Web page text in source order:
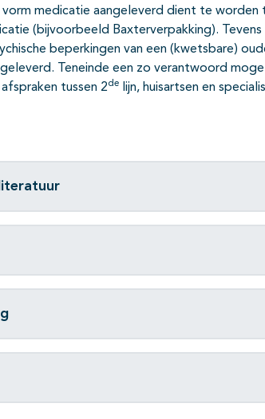
medicatie aangeleverd dient te worden
(bijvoorbeeld Baxterverpakking).
beperkingen van een (kwetsbare)
Teneinde een zo verantwoord
tussen 2de lijn, huisartsen en